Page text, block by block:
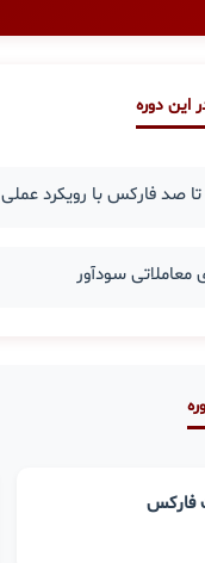
این دوره
صد فارکس با رویکرد عملی
معاملاتی سودآور
فارکس